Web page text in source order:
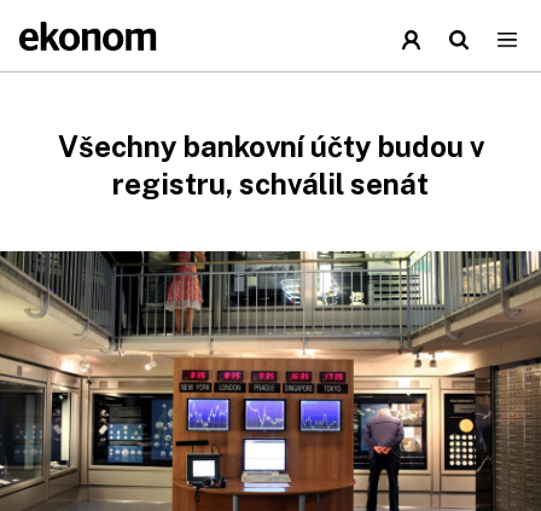
Všechny bankovní účty budou v
registru, schválil senát